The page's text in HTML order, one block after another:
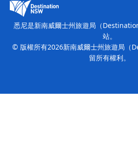
新南威爾士州旅遊局（Destination
繽紛悉尼燈光音樂節
悉尼是新南威爾士州旅遊局（
站。
© 版權所有2026新南威爾士州旅遊局（
留所有權利。